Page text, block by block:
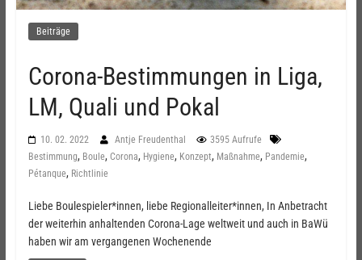
Beiträge
Corona-Bestimmungen in Liga,
LM, Quali und Pokal
10. 02. 2022 Antje Freudenthal
3595 Aufrufe
Bestimmung, Boule, Corona, Hygiene, Konzept, Maßnahme, Pandemie,
Pétanque, Richtlinie
Liebe Boulespieler*innen, liebe Regionalleiter*innen, In Anbetracht
der weiterhin anhaltenden Corona-Lage weltweit und auch in BaWü
haben wir am vergangenen Wochenende